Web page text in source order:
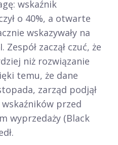
wskaźnik
o 40%, a otwarte
wskazywały na
zaczął czuć, że
niż rozwiązanie
temu, że dane
zarząd podjął
przed
wyprzedaży (Black